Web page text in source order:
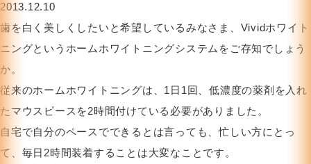
2013.12.10
歯を白く美しくしたいと希望しているみなさま、Vividホワイト
ニングというホームホワイトニングシステムをご存知でしょう
か。
従来のホームホワイトニングは、1日1回、低濃度の薬剤を入れ
たマウスピースを2時間付けている必要がありました。
自宅で自分のペースでできるとは言っても、忙しい方にとっ
て、毎日2時間装着することは大変なことです。